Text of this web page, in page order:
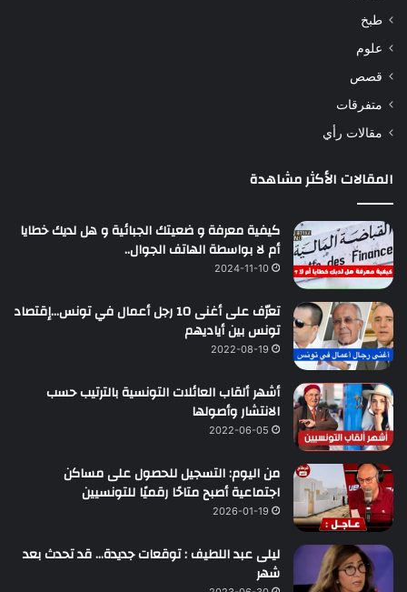
طبخ
علوم
قصص
متفرقات
مقالات رأي
المقالات الأكثر مشاهدة
كيفية معرفة و ضعيتك الجبائية و هل لديك خطايا
أم لا بواسطة الهاتف الجوال..
2024-11-10
تعرّف على أغنى 10 رجل أعمال في تونس…إقتصاد
تونس بين أياديهم
2022-08-19
أشهر ألقاب العائلات التونسية بالترتيب حسب
الانتشار وأصولها
2022-06-05
من اليوم: التسجيل للحصول على مساكن
اجتماعية أصبح متاحًا رقميًا للتونسيين
2026-01-19
ليلى عبد اللطيف : توقعات جديدة… قد تحدث بعد
شهر